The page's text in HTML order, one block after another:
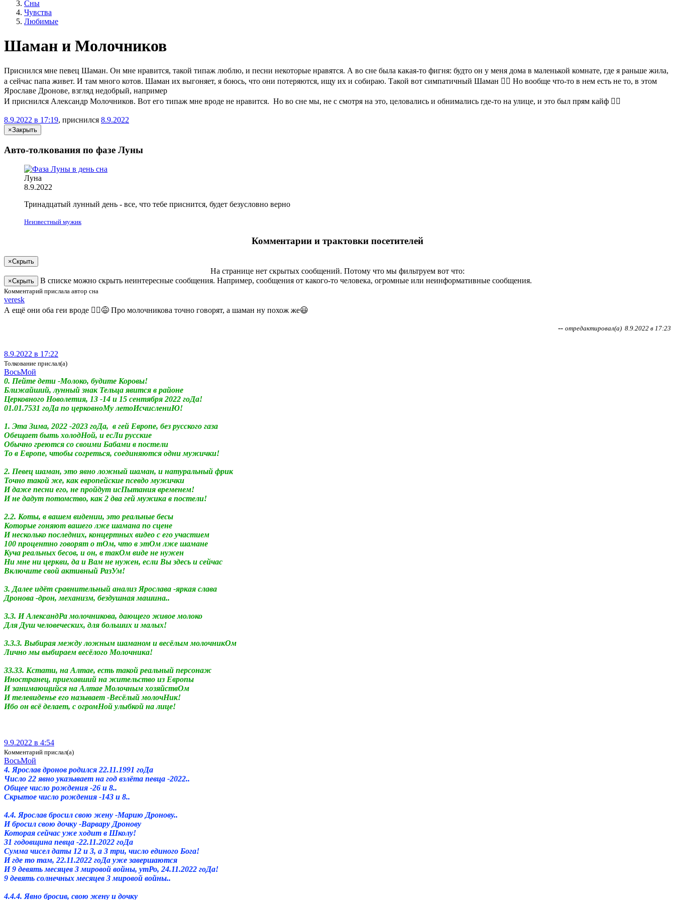
Сны
Чувства
Любимые
Шаман и Молочников
Приснился мне певец Шаман. Он мне нравится, такой типаж люблю, и песни некоторые нравятся. А во сне была какая-то фигня: будто он у меня дома в маленькой комнате, где я раньше жила,
а сейчас папа живет. И там много котов. Шаман их выгоняет, я боюсь, что они потеряются, ищу их и собираю. Такой вот симпатичный Шаман 🤷‍♀️ Но вообще что-то в нем есть не то, в этом
Ярославе Дронове, взгляд недобрый, например
И приснился Александр Молочников. Вот его типаж мне вроде не нравится. Но во сне мы, не с смотря на это, целовались и обнимались где-то на улице, и это был прям кайф 🤷‍♀️
8.9.2022 в 17:19, приснился 8.9.2022
×Закрыть
Авто-толкования по фазе Луны
Луна
8.9.2022
Тринадцатый лунный день - все, что тебе приснится, будет безусловно верно
Неизвестный мужик
Комментарии и трактовки посетителей
×Скрыть
На странице нет скрытых сообщений. Потому что мы фильтруем вот что:
×Скрыть В списке можно скрыть неинтересные сообщения. Например, сообщения от какого-то человека, огромные или неинформативные сообщения.
Комментарий прислала автор сна
veresk
А ещё они оба геи вроде 🤷‍♀️😅 Про молочникова точно говорят, а шаман ну похож же😃
-- отредактировал(а) 8.9.2022 в 17:23
8.9.2022 в 17:22
Толкование прислал(а)
ВосьМой
0. Пейте дети -Молоко, будите Коровы!
Ближайший, лунный знак Тельца явится в районе
Церковного Новолетия, 13 -14 и 15 сентября 2022 гоДа!
01.01.7531 гоДа по церковноМу летоИсчислениЮ!
1. Эта Зима, 2022 -2023 гоДа, в гей Европе, без русского газа
Обещает быть холодНой, и есЛи русские
Обычно греются со своими Бабами в постели
То в Европе, чтобы согреться, соединяются одни мужички!
2. Певец шаман, это явно ложный шаман, и натуральный фрик
Точно такой же, как европейские псевдо мужички
И даже песни его, не пройдут исПытания временем!
И не дадут потомство, как 2 два гей мужика в постели!
2.2. Коты, в вашем видении, это реальные бесы
Которые гоняют вашего лже шамана по сцене
И несколько последних, концертных видео с его участием
100 процентно говорят о тОм, что в этОм лже шамане
Куча реальных бесов, и он, в такОм виде не нужен
Ни мне ни церкви, да и Вам не нужен, если Вы здесь и сейчас
Включите свой активный РазУм!
3. Далее идёт сравнительный анализ Ярослава -яркая слава
Дронова -дрон, механизм, бездушная машина..
3.3. ИАлександРа молочникова, дающего живое молоко
Для Душ человеческих, для больших и малых!
3.3.3. Выбирая между ложным шаманом и весёлым молочникОм
Лично мы выбираем весёлого Молочника!
33.33. Кстати, на Алтае, есть такой реальный персонаж
Иностранец, приехавший на жительство из Европы
Изанимающийся на Алтае Молочным хозяйствОм
И телевиденье его называет -Весёлый молочНик!
Ибо он всё делает, с огромНой улыбкой на лице!
9.9.2022 в 4:54
Комментарий прислал(а)
ВосьМой
4. Ярослав дронов родился 22.11.1991 гоДа
Число 22 явно указывает на год взлёта певца -2022..
Общее число рождения -26 и 8..
Скрытое число рождения -143 и 8..
4.4. Ярослав бросил свою жену -Марию Дронову..
И бросил свою дочку -Варвару Дронову
Которая сейчас уже ходит в Школу!
31 годовщина певца -22.11.2022 гоДа
Сумма чисел даты 12 и 3, а 3 три, число единого Бога!
И где то там, 22.11.2022 гоДа уже завершаются
И 9 девять месяцев 3 мировой войны, утРо, 24.11.2022 гоДа!
9 девять солнечных месяцев 3 мировой войны..
4.4.4. Явно бросив, свою жену и дочку